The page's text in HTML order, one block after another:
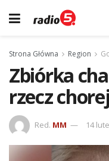
Strona Główna Region
Zbiórka
rzecz
Red. MM 14